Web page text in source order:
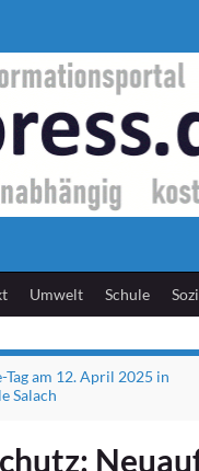
Umwelt Schule
Tag am 12. April 2025 in
Salach